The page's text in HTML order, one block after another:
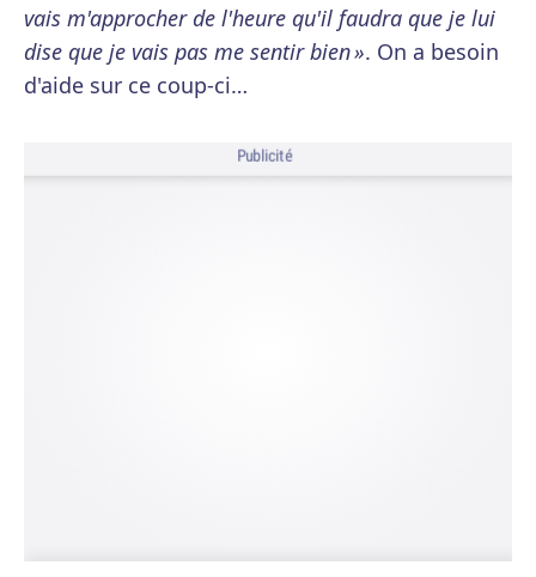
vais m'approcher de l'heure qu'il faudra que je lui
dise que je vais pas me sentir bien ». On a besoin
d'aide sur ce coup-ci…
Publicité